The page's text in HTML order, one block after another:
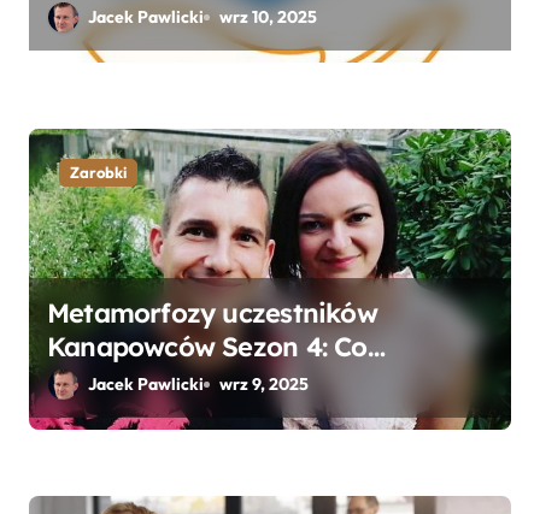
ubezpieczenia OC i AC?
Jacek Pawlicki wrz 10, 2025
Zarobki
Metamorfozy uczestników
Kanapowców Sezon 4: Co
naprawdę zaskoczyło ekspertów?
Jacek Pawlicki wrz 9, 2025